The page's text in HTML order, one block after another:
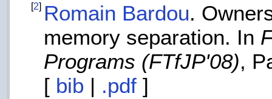
[2] Romain Bardou.
memory separation. In
Programs (FTfJP'08),
[ bib | .pdf ]